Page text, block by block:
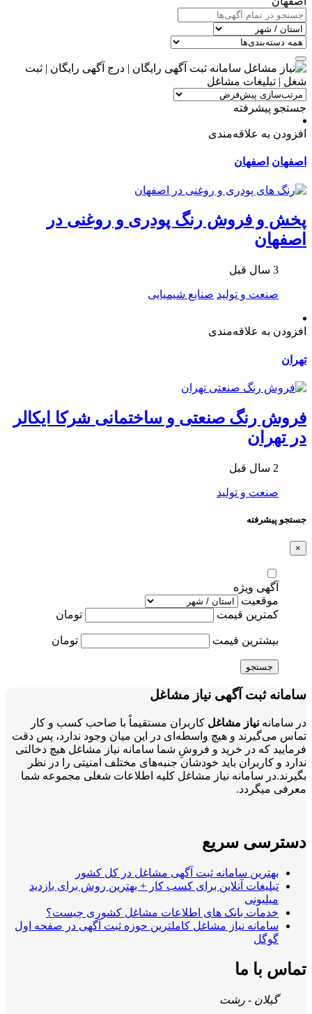
جستجو پیشرفته
افزودن به علاقه‌مندی
اصفهان اصفهان
پخش و فروش رنگ پودری و روغنی در
اصفهان
3 سال قبل
صنعت و تولید صنایع شیمیایی
افزودن به علاقه‌مندی
تهران
فروش رنگ صنعتی و ساختمانی شرکا ایکالر
در تهران
2 سال قبل
صنعت و تولید
جستجو پیشرفته
×
آگهی ویژه
موقعیت
کمترین قیمت
تومان
بیشترین قیمت تومان
جستجو
سامانه ثبت آگهی نیاز مشاغل
در سامانه نیاز مشاغل کاربران مستقیماً با صاحب کسب و کار
تماس می‌گیرند و هیچ واسطه‌ای در این میان وجود ندارد، پس دقت
فرمایید که در خرید و فروشِ شما سامانه نیاز مشاغل هیچ دخالتی
ندارد و کاربران باید خودشان جنبه‌های مختلف امنیتی را در نظر
بگیرند.در سامانه نیاز مشاغل کلیه اطلاعات شغلی مجموعه شما
معرفی میگردد.
دسترسی سریع
بهترین سامانه ثبت آگهی مشاغل در کل کشور
تبلیغات آنلاین برای کسب کار + بهترین روش برای بازدید
میلیونی
خدمات بانک های اطلاعات مشاغل کشوری چیست؟
سامانه نیاز مشاغل کاملترین حوزه ثبت آگهی در صفحه اول
گوگل
تماس با ما
گیلان - رشت